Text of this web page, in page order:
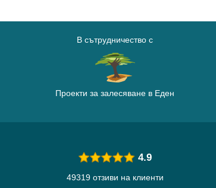
В сътрудничество с
Проекти за залесяване в Еден
4.9
49319 отзиви на клиенти